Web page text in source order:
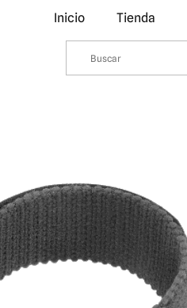
Inicio Tienda